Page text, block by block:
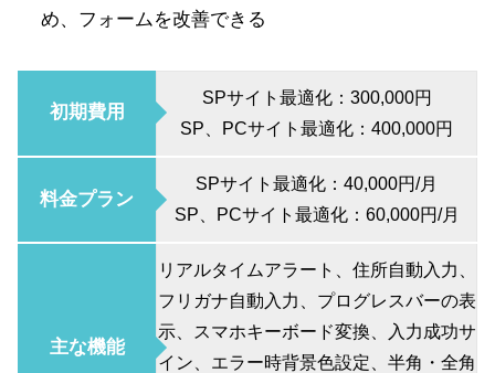
め、フォームを改善できる
初期費用
SPサイト最適化：300,000円
SP、PCサイト最適化：400,000円
料金プラン
SPサイト最適化：40,000円/月
SP、PCサイト最適化：60,000円/月
主な機能
リアルタイムアラート、住所自動入力、
フリガナ自動入力、プログレスバーの表
示、スマホキーボード変換、入力成功サ
イン、エラー時背景色設定、半角・全角